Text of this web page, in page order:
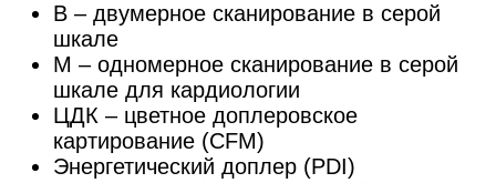
В – двумерное сканирование в серой
шкале
М – одномерное сканирование в серой
шкале для кардиологии
ЦДК – цветное доплеровское
картирование (CFM)
Энергетический доплер (PDI)